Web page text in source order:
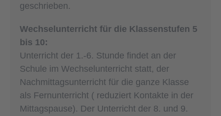
geschrieben.
Wechselunterricht für die Klassenstufen 5
bis 10:
Unterricht der 1.-6. Stunde findet an der
Schule im Wechselunterricht statt, der
Nachmittags­unterricht für die ganze Klasse
als Fernunterricht ( reduziert Kontakte in der
Mittagspause). Der Unterricht der 8. und 9.